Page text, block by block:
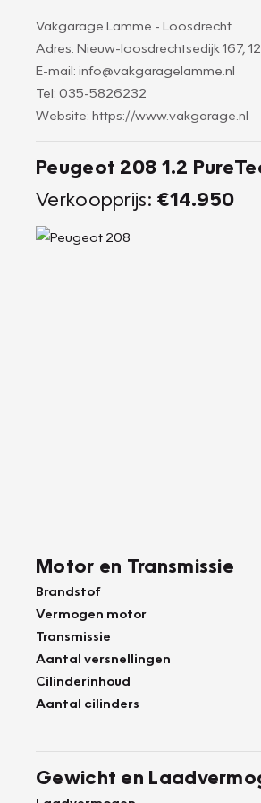
Vakgarage Lamme - Loosdrecht
Adres: Nieuw-loosdrechtsedijk 167,
E-mail: info@vakgaragelamme.nl
Tel: 035-5826232
Website: https://www.vakgarage.nl
Peugeot 208 1.2
Verkoopprijs: €14.950
Motor en Transmissie
Brandstof
Vermogen motor
Transmissie
Aantal versnellingen
Cilinderinhoud
Aantal cilinders
Gewicht en